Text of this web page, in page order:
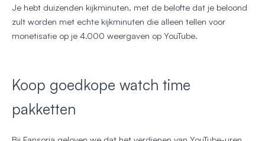
Je hebt duizenden kijkminuten, met de belofte dat je beloond
zult worden met echte kijkminuten die alleen tellen voor
monetisatie op je 4.000 weergaven op YouTube.
Koop goedkope watch time
pakketten